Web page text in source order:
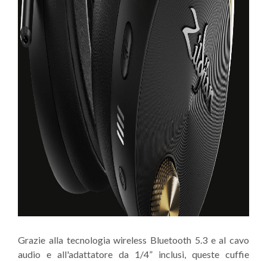
Grazie alla tecnologia wireless Bluetooth 5.3 e al cavo
audio e all'adattatore da 1/4” inclusi, queste cuffie